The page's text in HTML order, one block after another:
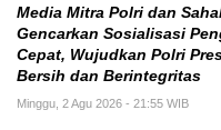
Media Mitra Polri dan
Gencarkan Sosialisasi
Cepat, Wujudkan Polri
Bersih dan Berintegritas
Minggu, 2 Agu 2026 - 21:55 WIB